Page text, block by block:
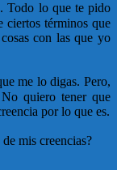
Todo lo que te pido
ciertos términos que
con las que yo
me lo digas. Pero,
quiero tener que
por lo que es.
mis creencias?